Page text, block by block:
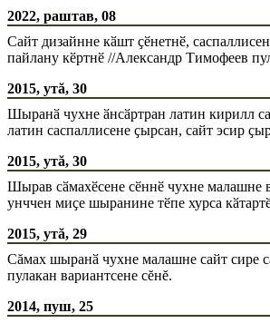
2022, раштав, 08
Сайт дизайнне кӑшт ҫӗнетнӗ,
пайлану кӗртнӗ //Александр Тимофеев
2015, утă, 30
Шыранӑ чухне ӑнсӑртран латин кирилл
латин саспаллисене ҫырсан, сайт эсир
2015, утă, 30
Шырав сӑмахӗсене сӗннӗ чухне малашне
унччен миҫе шыранине тӗпе хурса
2015, утă, 29
Сăмах шыранӑ чухне малашне сайт сире
пулакан вариантсене сĕнĕ.
2014, пуш, 25